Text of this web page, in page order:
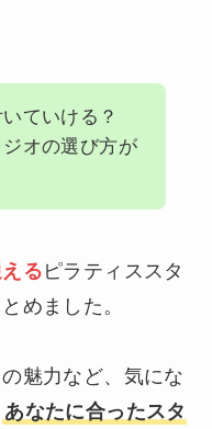
ていける？
ジオの選び方が
るピラティススタ
めました。
魅力など、気にな
あなたに合ったスタ